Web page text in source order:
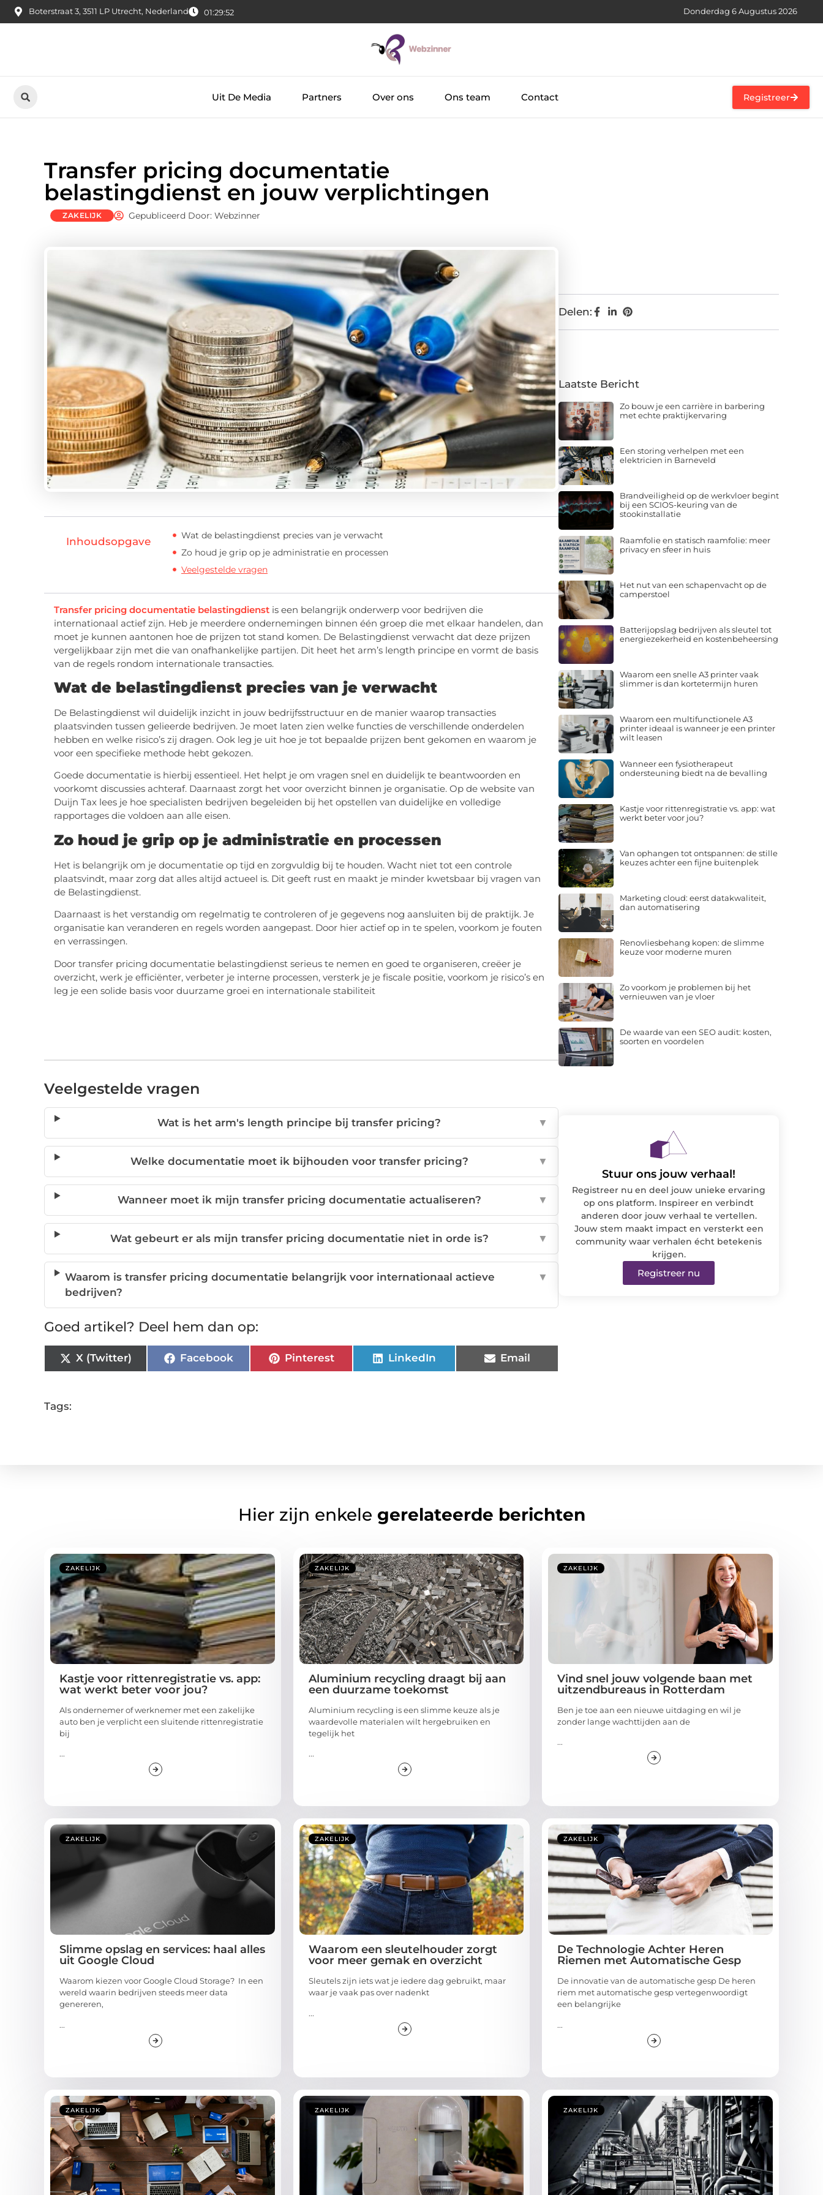
Boterstraat 3, 3511 LP Utrecht, Nederland 01:29:53 Donderdag 6 Augustus 2026
Uit De Media Partners Over ons Ons team Contact Registreer
Transfer pricing documentatie
belastingdienst en jouw verplichtingen
ZAKELIJK Gepubliceerd Door: Webzinner
Inhoudsopgave
Wat de belastingdienst precies van je verwacht
Zo houd je grip op je administratie en processen
Veelgestelde vragen
Transfer pricing documentatie belastingdienst is een belangrijk onderwerp voor bedrijven die
internationaal actief zijn. Heb je meerdere ondernemingen binnen één groep die met elkaar handelen, dan
moet je kunnen aantonen hoe de prijzen tot stand komen. De Belastingdienst verwacht dat deze prijzen
vergelijkbaar zijn met die van onafhankelijke partijen. Dit heet het arm’s length principe en vormt de basis
van de regels rondom internationale transacties.
Wat de belastingdienst precies van je verwacht
De Belastingdienst wil duidelijk inzicht in jouw bedrijfsstructuur en de manier waarop transacties
plaatsvinden tussen gelieerde bedrijven. Je moet laten zien welke functies de verschillende onderdelen
hebben en welke risico’s zij dragen. Ook leg je uit hoe je tot bepaalde prijzen bent gekomen en waarom je
voor een specifieke methode hebt gekozen.
Goede documentatie is hierbij essentieel. Het helpt je om vragen snel en duidelijk te beantwoorden en
voorkomt discussies achteraf. Daarnaast zorgt het voor overzicht binnen je organisatie. Op de website van
Duijn Tax lees je hoe specialisten bedrijven begeleiden bij het opstellen van duidelijke en volledige
rapportages die voldoen aan alle eisen.
Zo houd je grip op je administratie en processen
Het is belangrijk om je documentatie op tijd en zorgvuldig bij te houden. Wacht niet tot een controle
plaatsvindt, maar zorg dat alles altijd actueel is. Dit geeft rust en maakt je minder kwetsbaar bij vragen van
de Belastingdienst.
Daarnaast is het verstandig om regelmatig te controleren of je gegevens nog aansluiten bij de praktijk. Je
organisatie kan veranderen en regels worden aangepast. Door hier actief op in te spelen, voorkom je fouten
en verrassingen.
Door transfer pricing documentatie belastingdienst serieus te nemen en goed te organiseren, creëer je
overzicht, werk je efficiënter, verbeter je interne processen, versterk je je fiscale positie, voorkom je risico’s en
leg je een solide basis voor duurzame groei en internationale stabiliteit
Veelgestelde vragen
Wat is het arm's length principe bij transfer pricing? ▼
Welke documentatie moet ik bijhouden voor transfer pricing? ▼
Wanneer moet ik mijn transfer pricing documentatie actualiseren? ▼
Wat gebeurt er als mijn transfer pricing documentatie niet in orde is? ▼
Waarom is transfer pricing documentatie belangrijk voor internationaal actieve
bedrijven?
▼
Goed artikel? Deel hem dan op:
X (Twitter) Facebook Pinterest LinkedIn Email
Tags:
Delen:
Laatste Bericht
Zo bouw je een carrière in barbering
met echte praktijkervaring
Een storing verhelpen met een
elektricien in Barneveld
Brandveiligheid op de werkvloer begint
bij een SCIOS-keuring van de
stookinstallatie
Raamfolie en statisch raamfolie: meer
privacy en sfeer in huis
Het nut van een schapenvacht op de
camperstoel
Batterijopslag bedrijven als sleutel tot
energiezekerheid en kostenbeheersing
Waarom een snelle A3 printer vaak
slimmer is dan kortetermijn huren
Waarom een multifunctionele A3
printer ideaal is wanneer je een printer
wilt leasen
Wanneer een fysiotherapeut
ondersteuning biedt na de bevalling
Kastje voor rittenregistratie vs. app: wat
werkt beter voor jou?
Van ophangen tot ontspannen: de stille
keuzes achter een fijne buitenplek
Marketing cloud: eerst datakwaliteit,
dan automatisering
Renovliesbehang kopen: de slimme
keuze voor moderne muren
Zo voorkom je problemen bij het
vernieuwen van je vloer
De waarde van een SEO audit: kosten,
soorten en voordelen
Stuur ons jouw verhaal!
Registreer nu en deel jouw unieke ervaring
op ons platform. Inspireer en verbindt
anderen door jouw verhaal te vertellen.
Jouw stem maakt impact en versterkt een
community waar verhalen écht betekenis
krijgen.
Registreer nu
Hier zijn enkele gerelateerde berichten
ZAKELIJK
Kastje voor rittenregistratie vs. app:
wat werkt beter voor jou?
Als ondernemer of werknemer met een zakelijke
auto ben je verplicht een sluitende rittenregistratie
bij
...
ZAKELIJK
Aluminium recycling draagt bij aan
een duurzame toekomst
Aluminium recycling is een slimme keuze als je
waardevolle materialen wilt hergebruiken en
tegelijk het
...
ZAKELIJK
Vind snel jouw volgende baan met
uitzendbureaus in Rotterdam
Ben je toe aan een nieuwe uitdaging en wil je
zonder lange wachttijden aan de
...
ZAKELIJK
Slimme opslag en services: haal alles
uit Google Cloud
Waarom kiezen voor Google Cloud Storage? In een
wereld waarin bedrijven steeds meer data
genereren,
...
ZAKELIJK
Waarom een sleutelhouder zorgt
voor meer gemak en overzicht
Sleutels zijn iets wat je iedere dag gebruikt, maar
waar je vaak pas over nadenkt
...
ZAKELIJK
De Technologie Achter Heren
Riemen met Automatische Gesp
De innovatie van de automatische gesp De heren
riem met automatische gesp vertegenwoordigt
een belangrijke
...
ZAKELIJK ZAKELIJK ZAKELIJK